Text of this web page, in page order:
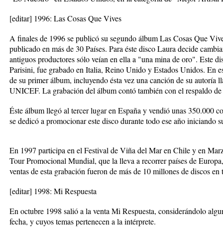
[editar] 1996: Las Cosas Que Vives
A finales de 1996 se publicó su segundo álbum Las Cosas Que
publicado en más de 30 Países. Para éste disco Laura decide
antiguos productores sólo veían en ella a "una mina de oro". Este
Parisini, fue grabado en Italia, Reino Unido y Estados Unidos. En
de su primer álbum, incluyendo ésta vez una canción de su
UNICEF. La grabación del álbum contó también con el respaldo
Éste álbum llegó al tercer lugar en España y vendió unas 350.000
se dedicó a promocionar este disco durante todo ese año iniciando
En 1997 participa en el Festival de Viña del Mar en Chile y en
Tour Promocional Mundial, que la lleva a recorrer países de
ventas de esta grabación fueron de más de 10 millones de discos
[editar] 1998: Mi Respuesta
En octubre 1998 salió a la venta Mi Respuesta, considerándolo
fecha, y cuyos temas pertenecen a la intérprete.